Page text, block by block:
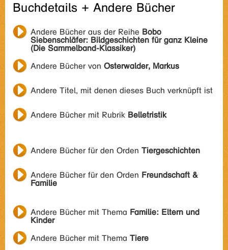
Buchdetails + Andere Bücher
Andere Bücher aus der Reihe Bobo
Siebenschläfer: Bildgeschichten für ganz Kleine
(Die Sammelband-Klassiker)
Andere Bücher von Osterwalder, Markus
Andere Titel, mit denen dieses Buch verknüpft ist
Andere Bücher mit Rubrik Belletristik
Andere Bücher für den Orden Tiergeschichten
Andere Bücher für den Orden Freundschaft &
Familie
Andere Bücher mit Thema Familie: Eltern und
Kinder
Andere Bücher mit Thema Tiere